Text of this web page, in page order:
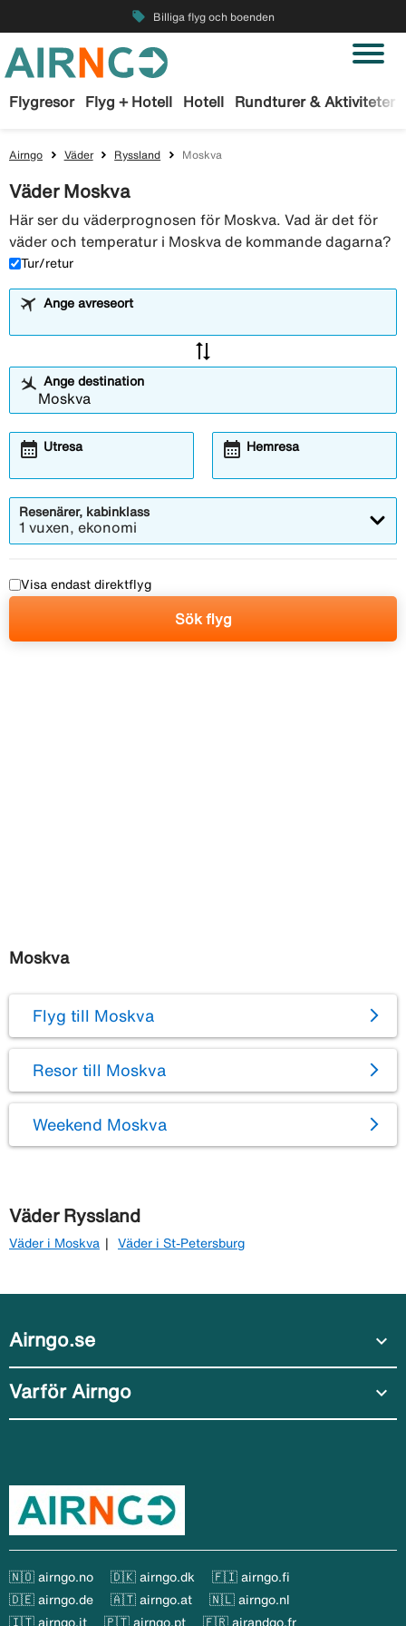
local_offer Billiga flyg och boenden
Flygresor Flyg + Hotell Hotell Rundturer & Aktiviteter
Airngo Väder Ryssland Moskva
Väder Moskva
Här ser du väderprognosen för Moskva. Vad är det för
väder och temperatur i Moskva de kommande dagarna?
Tur/retur
Ange avreseort
sync_alt
Ange destination
Utresa
calendar_month Hemresa
calendar_month
Resenärer, kabinklass
1 vuxen, ekonomi
Visa endast direktflyg
Sök flyg
Moskva
Flyg till Moskva
Resor till Moskva
Weekend Moskva
Väder Ryssland
Väder i Moskva Väder i St-Petersburg
Airngo.se expand_more
Varför Airngo expand_more
🇳🇴 airngo.no 🇩🇰 airngo.dk
🇫🇮 airngo.fi
🇩🇪 airngo.de
🇦🇹 airngo.at
🇳🇱 airngo.nl
🇮🇹 airngo.it
🇵🇹 airngo.pt 🇫🇷 airandgo.fr